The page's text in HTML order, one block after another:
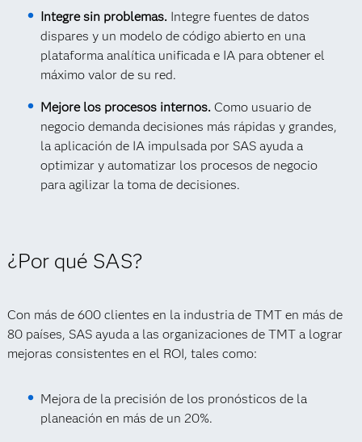
Integre sin problemas. Integre fuentes de datos
dispares y un modelo de código abierto en una
plataforma analítica unificada e IA para obtener el
máximo valor de su red.
Mejore los procesos internos.Como usuario de
negocio demanda decisiones más rápidas y grandes,
la aplicación de IA impulsada por SAS ayuda a
optimizar y automatizar los procesos de negocio
para agilizar la toma de decisiones.
¿Por qué SAS?
Con más de 600 clientes en la industria de TMT en más de
80 países, SAS ayuda a las organizaciones de TMT a lograr
mejoras consistentes en el ROI, tales como:
Mejora de la precisión de los pronósticos de la
planeación en más de un 20%.